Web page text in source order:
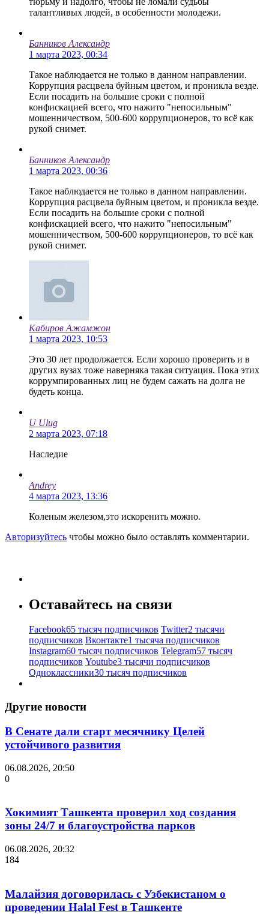
талантливых людей, в особенности молодежи.
Банников Александр
1 марта 2023, 00:34
Такое наблюдается не только в данном направлении.
Коррупция расцвела буйным цветом, и проникла везде.
Если посадить на большие сроки с полной
конфискацией всего, что нажито "непосильным"
мошенничеством, 500-600 коррупционеров, то всё как
рукой снимет.
Банников Александр
1 марта 2023, 00:36
Такое наблюдается не только в данном направлении.
Коррупция расцвела буйным цветом, и проникла везде.
Если посадить на большие сроки с полной
конфискацией всего, что нажито "непосильным"
мошенничеством, 500-600 коррупционеров, то всё как
рукой снимет.
Кабиров Ажамжон
1 марта 2023, 10:53
Это 30 лет продолжается. Если хорошо проверить и в
других вузах тоже наверняка такая ситуация. Пока этих
коррумпированных лиц не будем сажать на долга не
будеть конца.
U Ulug
2 марта 2023, 07:18
Наследие
Andrey
4 марта 2023, 13:36
Коленым железом,это искоренить можно.
Авторизуйтесь чтобы можно было оставлять комментарии.
Оставайтесь на связи
Facebook65 тысяч подписчиков Twitter2 тысячи
подписчиков Вконтакте1 тысяча подписчиков
Instagram60 тысяч подписчиков Telegram57 тысяч
подписчиков Youtube3 тысячи подписчиков
Одноклассники30 тысяч подписчиков
Другие новости
В Сенате дали старт месячнику Целей
устойчивого развития
06.08.2026, 20:50
0
Хокимият Ташкента проверил ход создания
зоны 24/7 и благоустройства парков
06.08.2026, 20:32
184
Малайзия договорилась с Узбекистаном о
проведении Halal Fest в Ташкенте